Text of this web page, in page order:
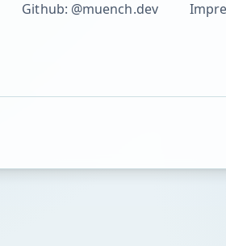
Github: @muench.dev